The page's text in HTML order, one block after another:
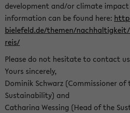
development and/or climate
information can be found here:
bielefeld.de/themen/
reis/
Please do not hesitate to contact
Yours sincerely,
Dominik Schwarz (Commissioner
Sustainability) and
Catharina Wessing (Head of the